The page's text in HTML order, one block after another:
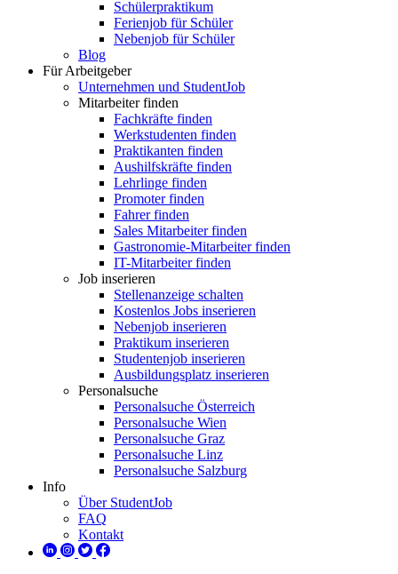
Schülerpraktikum
Ferienjob für Schüler
Nebenjob für Schüler
Blog
Für Arbeitgeber
Unternehmen und StudentJob
Mitarbeiter finden
Fachkräfte finden
Werkstudenten finden
Praktikanten finden
Aushilfskräfte finden
Lehrlinge finden
Promoter finden
Fahrer finden
Sales Mitarbeiter finden
Gastronomie-Mitarbeiter finden
IT-Mitarbeiter finden
Job inserieren
Stellenanzeige schalten
Kostenlos Jobs inserieren
Nebenjob inserieren
Praktikum inserieren
Studentenjob inserieren
Ausbildungsplatz inserieren
Personalsuche
Personalsuche Österreich
Personalsuche Wien
Personalsuche Graz
Personalsuche Linz
Personalsuche Salzburg
Info
Über StudentJob
FAQ
Kontakt